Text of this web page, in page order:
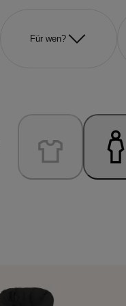
Für wen?